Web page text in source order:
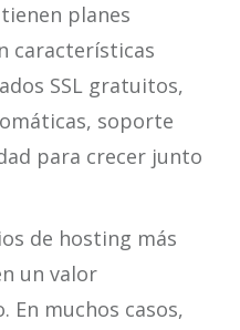
planes
características
SSL gratuitos,
soporte
para crecer junto
de hosting más
un valor
En muchos casos,